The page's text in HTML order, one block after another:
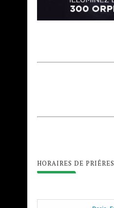
HORAIRES DE PRIÊRES